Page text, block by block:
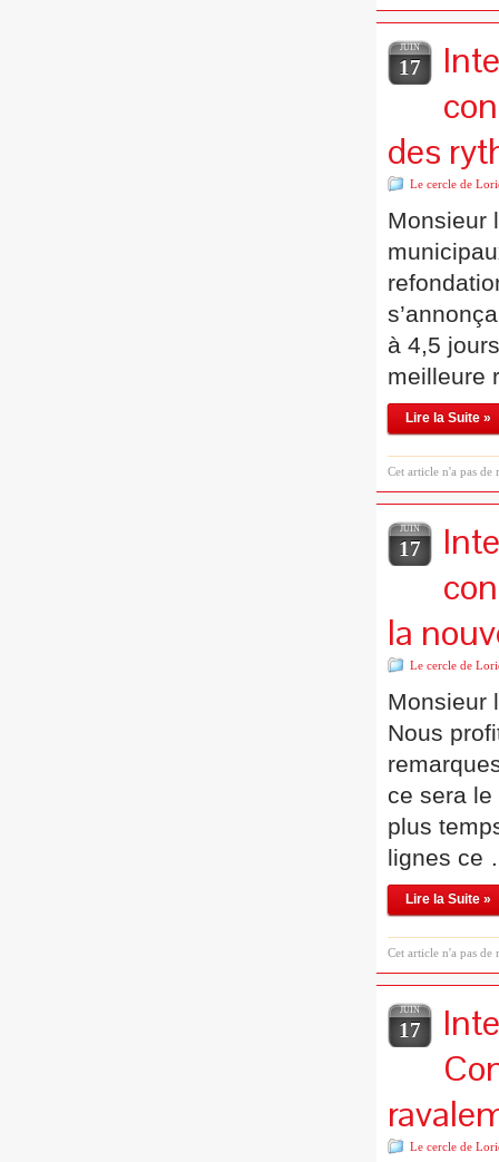
JUIN
17
des
Le cercle de
Monsieur
à 4,5
meilleure
Lire la Suite »
Cet article n'a pas de
JUIN
17
la
Le cercle de
Monsieur
Nous
ce sera le
plus
lignes ce
Lire la Suite »
Cet article n'a pas de
JUIN
17
Le cercle de